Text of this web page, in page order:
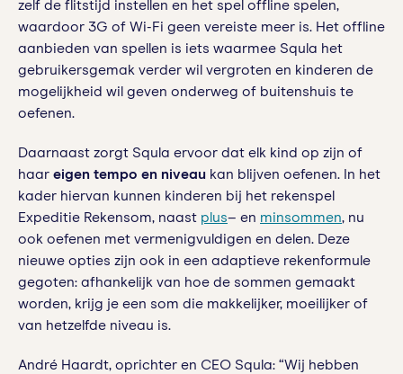
zelf de flitstijd instellen en het spel offline spelen,
waardoor 3G of Wi-Fi geen vereiste meer is. Het offline
aanbieden van spellen is iets waarmee Squla het
gebruikersgemak verder wil vergroten en kinderen de
mogelijkheid wil geven onderweg of buitenshuis te
oefenen.
Daarnaast zorgt Squla ervoor dat elk kind op zijn of
haar eigen tempo en niveau kan blijven oefenen. In het
kader hiervan kunnen kinderen bij het rekenspel
Expeditie Rekensom, naast plus– en minsommen, nu
ook oefenen met vermenigvuldigen en delen. Deze
nieuwe opties zijn ook in een adaptieve rekenformule
gegoten: afhankelijk van hoe de sommen gemaakt
worden, krijg je een som die makkelijker, moeilijker of
van hetzelfde niveau is.
André Haardt, oprichter en CEO Squla: “Wij hebben